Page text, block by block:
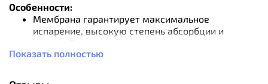
Особенности:
Мембрана гарантирует максимальное
испарение, высокую степень абсорбции и
водостойкость.
Внешние материалы плотные и износостойкие.
Показать полностью